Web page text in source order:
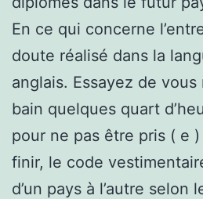
En ce qui concerne
doute réalisé dans la
anglais. Essayez de
bain quelques quart
pour ne pas être pris ( e
finir, le code
d’un pays à l’autre selon